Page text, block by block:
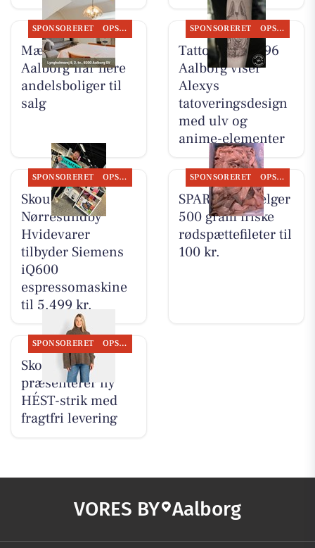
SPONSORERET OPSLAGSTAVLEN
Mæglerhuset
Aalborg har flere
andelsboliger til
salg
SPONSORERET OPSLAGSTAVLEN
Tattoo Studio 96
Aalborg viser
Alexys
tatoveringsdesign
med ulv og
anime-elementer
SPONSORERET OPSLAGSTAVLEN
Skousen
Nørresundby
Hvidevarer
tilbyder Siemens
iQ600
espressomaskine
til 5.499 kr.
SPONSORERET OPSLAGSTAVLEN
SPAR Visse sælger
500 gram friske
rødspættefileter til
100 kr.
SPONSORERET OPSLAGSTAVLEN
Skott Aalborg
præsenterer ny
HÉST-strik med
fragtfri levering
VORES BY Aalborg